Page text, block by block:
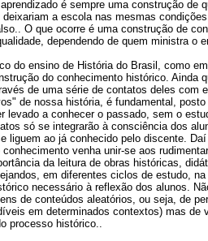
é sempre uma construção de
a escola nas mesmas
O que ocorre é uma construção de
dependendo de quem ministra o
do ensino de História do Brasil, como
do conhecimento histórico. Ainda
de uma série de contatos deles com
de nossa história, é fundamental,
levado a conhecer o passado, sem o
só se integrarão à consciência dos
liguem ao já conhecido pelo discente.
venha unir-se aos
da leitura de obras históricas,
em diferentes ciclos de estudo,
necessário à reflexão dos alunos.
de conteúdos aleatórios, ou seja, de
em determinados contextos) mas de
processo histórico..